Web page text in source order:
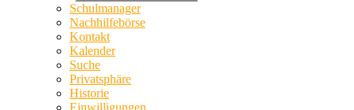
Schulmanager
Nachhilfebörse
Kontakt
Kalender
Suche
Privatsphäre
Historie
Einwilligungen